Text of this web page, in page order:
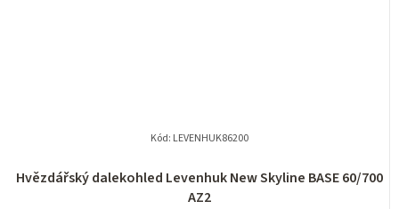
Hvězdářský dalekohled Levenhuk New Skyline BASE 60/700
AZ2
Kód: LEVENHUK86200